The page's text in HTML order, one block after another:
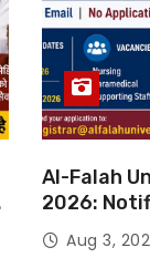
Al-Falah
2026:
Nursing,
Aug 3,